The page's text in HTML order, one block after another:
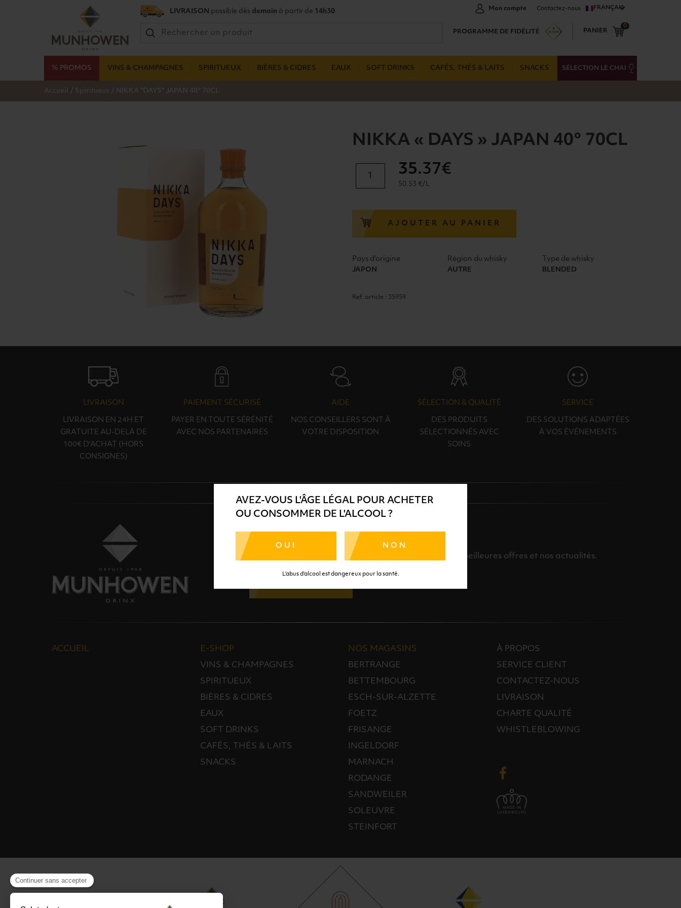
AVEZ-VOUS L'ÂGE LÉGAL POUR ACHETER
OU CONSOMMER DE L'ALCOOL ?
OUI NON
L’abus d’alcool est dangereux pour la santé.
LIVRAISON possible dès demain à partir de 14h30 Mon compte Contactez-nous FRANÇAIS
PROGRAMME DE FIDÉLITÉ PANIER
0
% PROMOS VINS & CHAMPAGNES SPIRITUEUX BIÈRES & CIDRES EAUX SOFT DRINKS CAFÉS, THÉS & LAITS SNACKS SÉLECTION LE CHAI
Accueil / Spiritueux / NIKKA "DAYS" JAPAN 40° 70CL
NIKKA « DAYS » JAPAN 40° 70CL
JAPAN
40°
35.37€
50.53 €/L
AJOUTER AU PANIER
Pays d'origine
JAPON
Région du whisky
AUTRE
Type de whisky
BLENDED
Ref. article : 35959
LIVRAISON
LIVRAISON EN 24H ET
GRATUITE AU-DELÀ DE
100€ D'ACHAT (HORS
CONSIGNES)
PAIEMENT SÉCURISÉ
PAYER EN TOUTE SÉRÉNITÉ
AVEC NOS PARTENAIRES
AIDE
NOS CONSEILLERS SONT À
VOTRE DISPOSITION
SÉLECTION & QUALITÉ
DES PRODUITS
SÉLECTIONNÉS AVEC
SOINS
SERVICE
DES SOLUTIONS ADAPTÉES
À VOS ÉVÉNEMENTS
INSCRIPTION À LA NEWSLETTER
Restez informé et découvrez en avant-première nos meilleures offres et nos actualités.
ACCUEIL
E-SHOP
VINS & CHAMPAGNES
SPIRITUEUX
BIÈRES & CIDRES
EAUX
SOFT DRINKS
CAFÉS, THÉS & LAITS
SNACKS
NOS MAGASINS
BERTRANGE
BETTEMBOURG
ESCH-SUR-ALZETTE
FOETZ
FRISANGE
INGELDORF
MARNACH
RODANGE
SANDWEILER
SOLEUVRE
STEINFORT
À PROPOS
SERVICE CLIENT
CONTACTEZ-NOUS
LIVRAISON
CHARTE QUALITÉ
WHISTLEBLOWING